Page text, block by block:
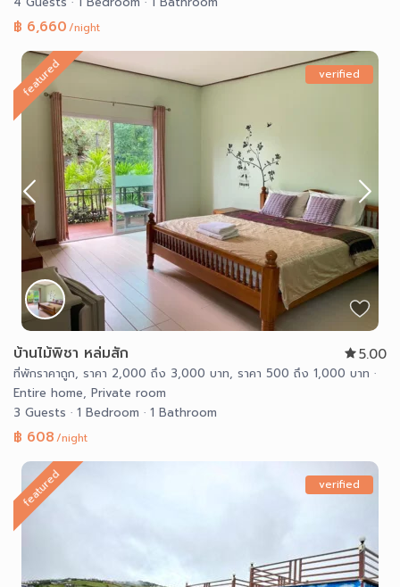
฿ 6,660/night
featured verified
บ้านไม้พิชา หล่มสัก 5.00
ที่พักราคาถูก,ราคา 2,000 ถึง 3,000 บาท,ราคา 500 ถึง 1,000 บาท ·
Entire home,Private room
3 Guests· 1 Bedroom· 1 Bathroom
฿ 608/night
featured verified